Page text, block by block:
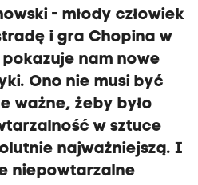
- młody człowiek
i gra Chopina w
nam nowe
Ono nie musi być
ważne, żeby było
w sztuce
najważniejszą. I
niepowtarzalne